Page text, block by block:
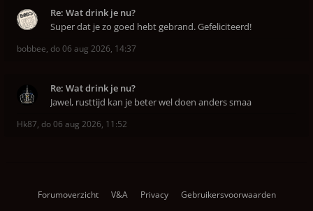
Re: Wat drink je nu?
Super dat je zo goed hebt gebrand. Gefeliciteerd!
bobbee, do 06 aug 2026, 14:37
Re: Wat drink je nu?
Jawel, rusttijd kan je beter wel doen anders smaa
Hk87, do 06 aug 2026, 11:52
Forumoverzicht V&A Privacy
Gebruikersvoorwaarden